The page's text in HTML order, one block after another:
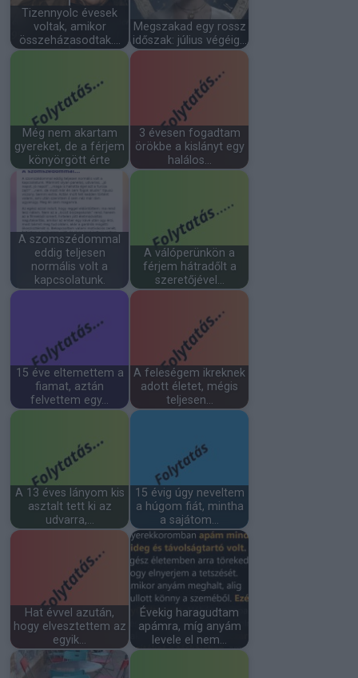
Tizennyolc évesek
voltak, amikor
összeházasodtak.…
Megszakad egy rossz
időszak: július végéig…
Még nem akartam
gyereket, de a férjem
könyörgött érte
3 évesen fogadtam
örökbe a kislányt egy
halálos…
A szomszédommal
eddig teljesen
normális volt a
kapcsolatunk.
A válóperünkön a
férjem hátradőlt a
szeretőjével…
15 éve eltemettem a
fiamat, aztán
felvettem egy…
A feleségem ikreknek
adott életet, mégis
teljesen…
A 13 éves lányom kis
asztalt tett ki az
udvarra,…
15 évig úgy neveltem
a húgom fiát, mintha
a sajátom…
Hat évvel azután,
hogy elvesztettem az
egyik…
Évekig haragudtam
apámra, míg anyám
levele el nem…